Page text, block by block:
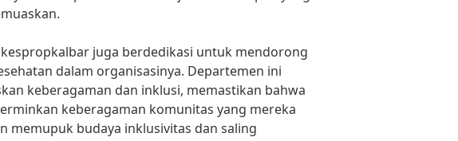
juga berdedikasi untuk mendorong
dalam organisasinya. Departemen ini
keberagaman dan inklusi, memastikan bahwa
keberagaman komunitas yang mereka
memupuk budaya inklusivitas dan saling